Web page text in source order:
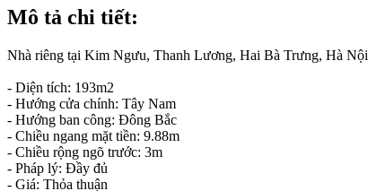
Mô tả chi tiết:
Nhà riêng tại Kim Ngưu, Thanh Lương, Hai Bà Trưng, Hà
- Diện tích: 193m2
- Hướng cửa chính: Tây Nam
- Hướng ban công: Đông Bắc
- Chiều ngang mặt tiền: 9.88m
- Chiều rộng ngõ trước: 3m
- Pháp lý: Đầy đủ
- Giá: Thỏa thuận